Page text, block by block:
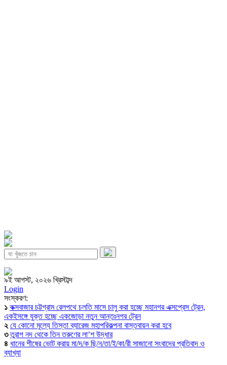
৯ই আগস্ট, ২০২৬ খ্রিস্টাব্দ
Login
সংস্করণ:
১ কক্সবাজার চট্টগ্রাম রেলপথে চলতি মাসে চালু করা হচ্ছে মহানগর এক্সপ্রেস ট্রেন,
একইসঙ্গে যুক্ত হচ্ছে একজোড়া নতুন আন্তঃনগর ট্রেন
২ যে কোনো মূল্যে তিস্তা ব্যারেজ মহাপরিকল্পনা বাস্তবায়ন করা হবে
৩ তুরাগ নদ থেকে তিন তরুণের লা’শ উদ্ধার
৪ ধানের শীষের ভোট করায় মা/দ/ক ছি/ন/তা/ই/কা/রী সাজানো সংবাদের প্রতিবাদ ও
ব্যাখ্যা